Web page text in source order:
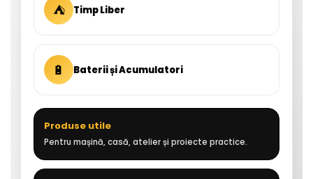
⛺ Timp Liber
🔋 Baterii și Acumulatori
Produse utile
Pentru mașină, casă, atelier și proiecte practice.